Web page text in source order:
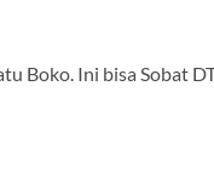
Boko. Ini bisa Sobat